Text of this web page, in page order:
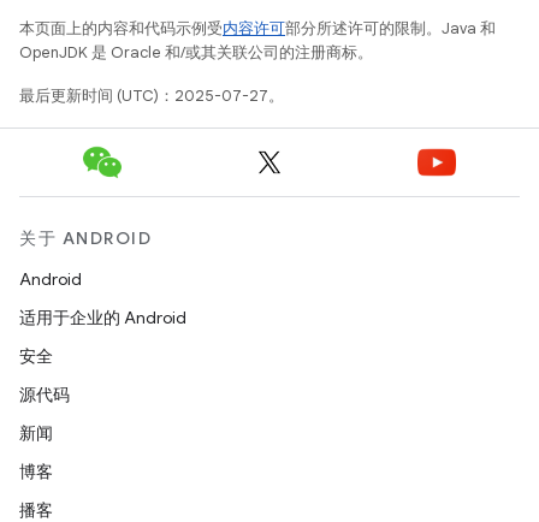
本页面上的内容和代码示例受内容许可部分所述许可的限制。Java 和
OpenJDK 是 Oracle 和/或其关联公司的注册商标。
最后更新时间 (UTC)：2025-07-27。
关于 ANDROID
Android
适用于企业的 Android
安全
源代码
新闻
博客
播客